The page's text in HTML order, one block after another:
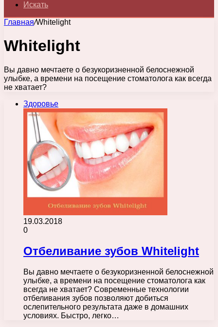
Искать
Главная/Whitelight
Whitelight
Вы давно мечтаете о безукоризненной белоснежной
улыбке, а времени на посещение стоматолога как всегда
не хватает?
Здоровье
19.03.2018
0
Отбеливание зубов Whitelight
Вы давно мечтаете о безукоризненной белоснежной
улыбке, а времени на посещение стоматолога как
всегда не хватает? Современные технологии
отбеливания зубов позволяют добиться
ослепительного результата даже в домашних
условиях. Быстро, легко…